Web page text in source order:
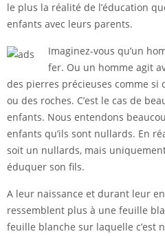
le plus la réalité de l’éducation
enfants avec leurs parents.
Imaginez-vous qu’un
fer. Ou un homme agit
des pierres précieuses comme si
ou des roches. C’est le cas de
enfants. Nous entendons
enfants qu’ils sont nullards. En
soit un nullards, mais
éduquer son fils.
A leur naissance et durant leur
ressemblent plus à une feuille
feuille blanche sur laquelle c’est